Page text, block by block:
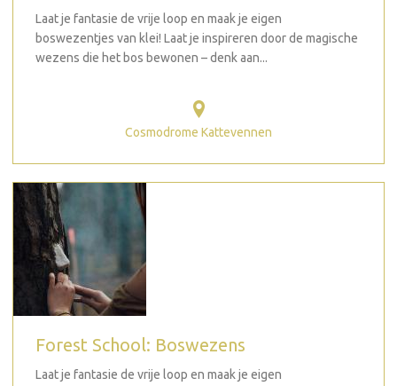
Laat je fantasie de vrije loop en maak je eigen
boswezentjes van klei! Laat je inspireren door de magische
wezens die het bos bewonen – denk aan...
Cosmodrome Kattevennen
Forest School: Boswezens
Laat je fantasie de vrije loop en maak je eigen